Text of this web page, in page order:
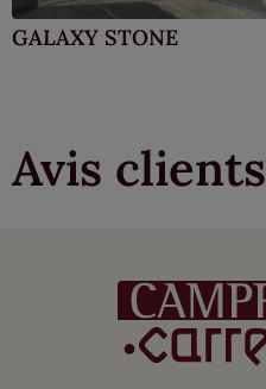
GALAXY STONE
Avis clients